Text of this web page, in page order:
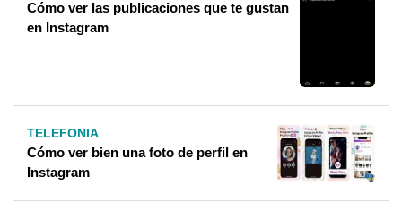
Cómo ver las publicaciones que te gustan
en Instagram
TELEFONIA
Cómo ver bien una foto de perfil en
Instagram